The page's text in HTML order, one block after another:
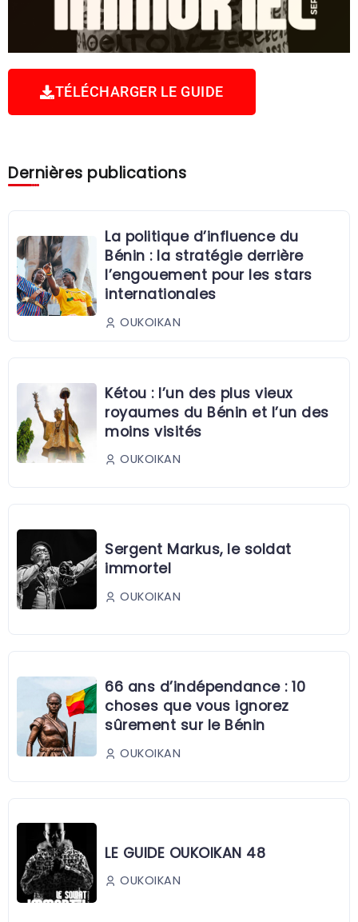
TÉLÉCHARGER LE GUIDE
Dernières publications
La politique d’influence du
Bénin : la stratégie derrière
l’engouement pour les stars
internationales
OUKOIKAN
Kétou : l’un des plus vieux
royaumes du Bénin et l’un des
moins visités
OUKOIKAN
Sergent Markus, le soldat
immortel
OUKOIKAN
66 ans d’indépendance : 10
choses que vous ignorez
sûrement sur le Bénin
OUKOIKAN
LE GUIDE OUKOIKAN 48
OUKOIKAN